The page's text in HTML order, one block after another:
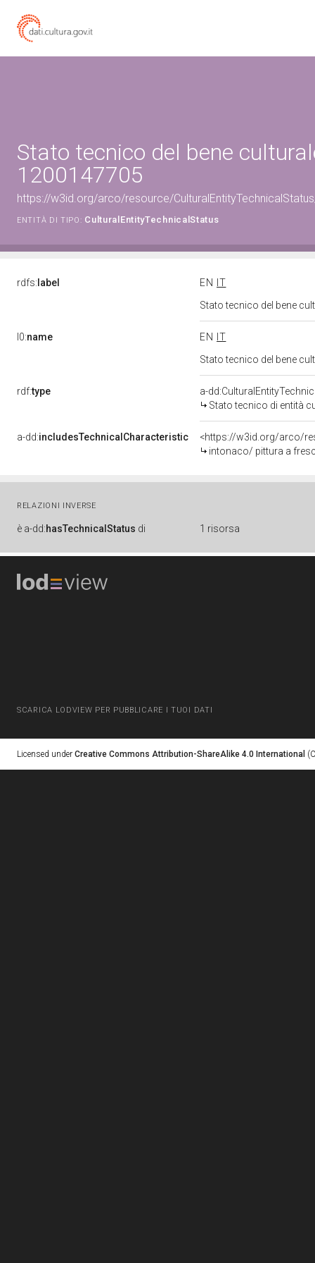
Stato tecnico del bene
1200147705
https://w3id.org/arco/resource/
ENTITÀ DI TIPO: CulturalEntityTechnicalStatus
rdfs: label EN
IT
Stato tecnico del bene
l0:name EN
IT
Stato tecnico del bene
rdf:type
a-
Stato tecnico di entità
a-dd:includesTechnicalCharacteristic
<https://w3id.org/arco/
intonaco/ pittura a
RELAZIONI INVERSE
è a-dd:hasTechnicalStatus di 1 risorsa
SCARICA LODVIEW PER PUBBLICARE I TUOI DATI
Licensed under Creative Commons Attribution-ShareAlike 4.0 International